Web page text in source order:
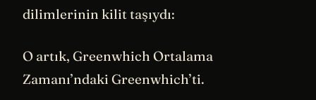
dilimlerinin kilit taşıydı:
O artık, Greenwhich Ortalama
Zamanı’ndaki Greenwhich’ti.